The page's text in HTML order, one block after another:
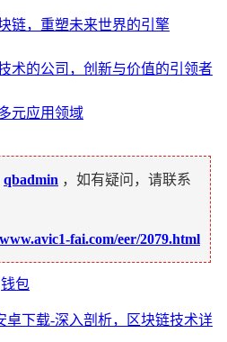
链，重塑未来世界的引擎
术的公司，创新与价值的引领者
元应用领域
qbadmin ，如有疑问，请联系
fai.com/eer/2079.html
钱包
卓下载-深入剖析，区块链技术详